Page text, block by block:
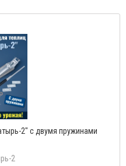
2" с двумя пружинами
2